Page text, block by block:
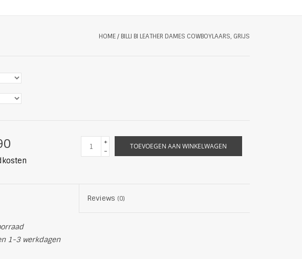
HOME/ BILLI BI LEATHER DAMES COWBOYLAARS, GRIJS
+
-
TOEVOEGEN AAN WINKELWAGEN
Reviews (0)
1-3 werkdagen